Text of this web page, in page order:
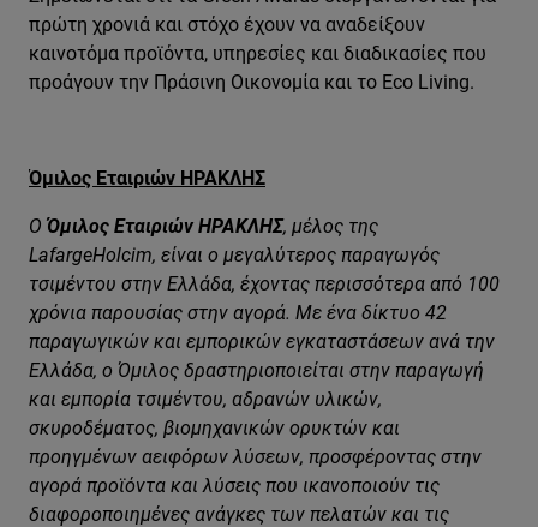
πρώτη χρονιά και στόχο έχουν να αναδείξουν
καινοτόμα προϊόντα, υπηρεσίες και διαδικασίες που
προάγουν την Πράσινη Οικονομία και το Eco Living.
Όμιλος Εταιριών ΗΡΑΚΛΗΣ
Ο Όμιλος Εταιριών ΗΡΑΚΛΗΣ, μέλος της
LafargeHolcim, είναι ο μεγαλύτερος παραγωγός
τσιμέντου στην Ελλάδα, έχοντας περισσότερα από 100
χρόνια παρουσίας στην αγορά. Με ένα δίκτυο 42
παραγωγικών και εμπορικών εγκαταστάσεων ανά την
Ελλάδα, ο Όμιλος δραστηριοποιείται στην παραγωγή
και εμπορία τσιμέντου, αδρανών υλικών,
σκυροδέματος, βιομηχανικών ορυκτών και
προηγμένων αειφόρων λύσεων, προσφέροντας στην
αγορά προϊόντα και λύσεις που ικανοποιούν τις
διαφοροποιημένες ανάγκες των πελατών και τις